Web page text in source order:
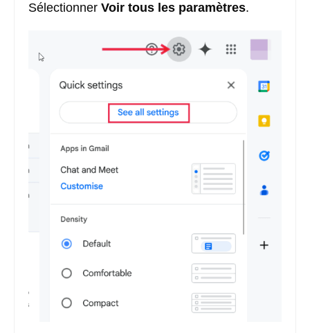
Sélectionner Voir tous les paramètres.